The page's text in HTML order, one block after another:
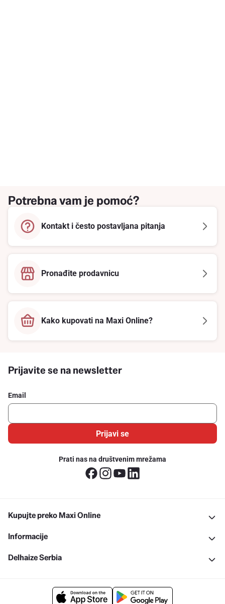
Potrebna vam je pomoć?
Kontakt i često postavljana pitanja
Pronađite prodavnicu
Kako kupovati na Maxi Online?
Prijavite se na newsletter
Email
Prijavi se
Prati nas na društvenim mrežama
Kupujte preko Maxi Online
Informacije
Delhaize Serbia